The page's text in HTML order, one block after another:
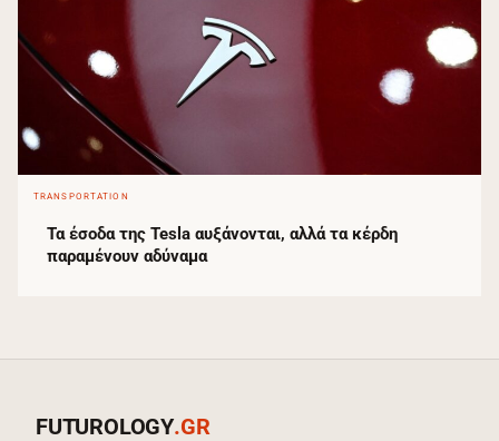
TRANSPORTATION
Τα έσοδα της Tesla αυξάνονται, αλλά τα κέρδη
παραμένουν αδύναμα
FUTUROLOGY.GR